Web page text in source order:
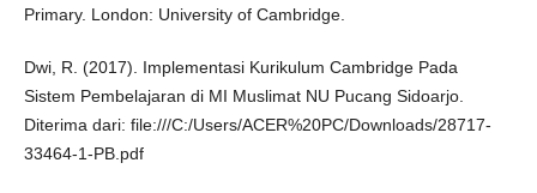
Primary. London: University of Cambridge.
Dwi, R. (2017). Implementasi Kurikulum Cambridge Pada
Sistem Pembelajaran di MI Muslimat NU Pucang Sidoarjo.
Diterima dari: file:///C:/Users/ACER%20PC/Downloads/28717-
33464-1-PB.pdf